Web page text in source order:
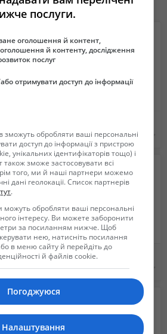
230 грн.
Не указана
послуги.
оголошення й контент,
й контенту, дослідження
послуг
отримувати доступ до інформації
зможуть обробляти ваші персональні
доступ до інформації з пристрою
унікальних ідентифікаторів тощо) і
також зможе застосовувати всі
того, ми й наші партнери можемо
дані геолокації. Список партнерів
тут.
можуть обробляти ваші персональні
інтересу. Ви можете заборонити
за посиланням нижче. Щоб
нею, натисніть посилання
в меню сайту й перейдіть до
й файлів cookie.
Погоджуюся
Налаштування